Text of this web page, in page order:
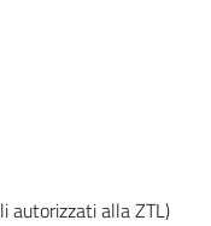
autorizzati alla ZTL)